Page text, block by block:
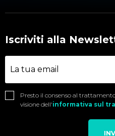
Iscriviti alla
Presto il consenso al
visione dell'informativa sul